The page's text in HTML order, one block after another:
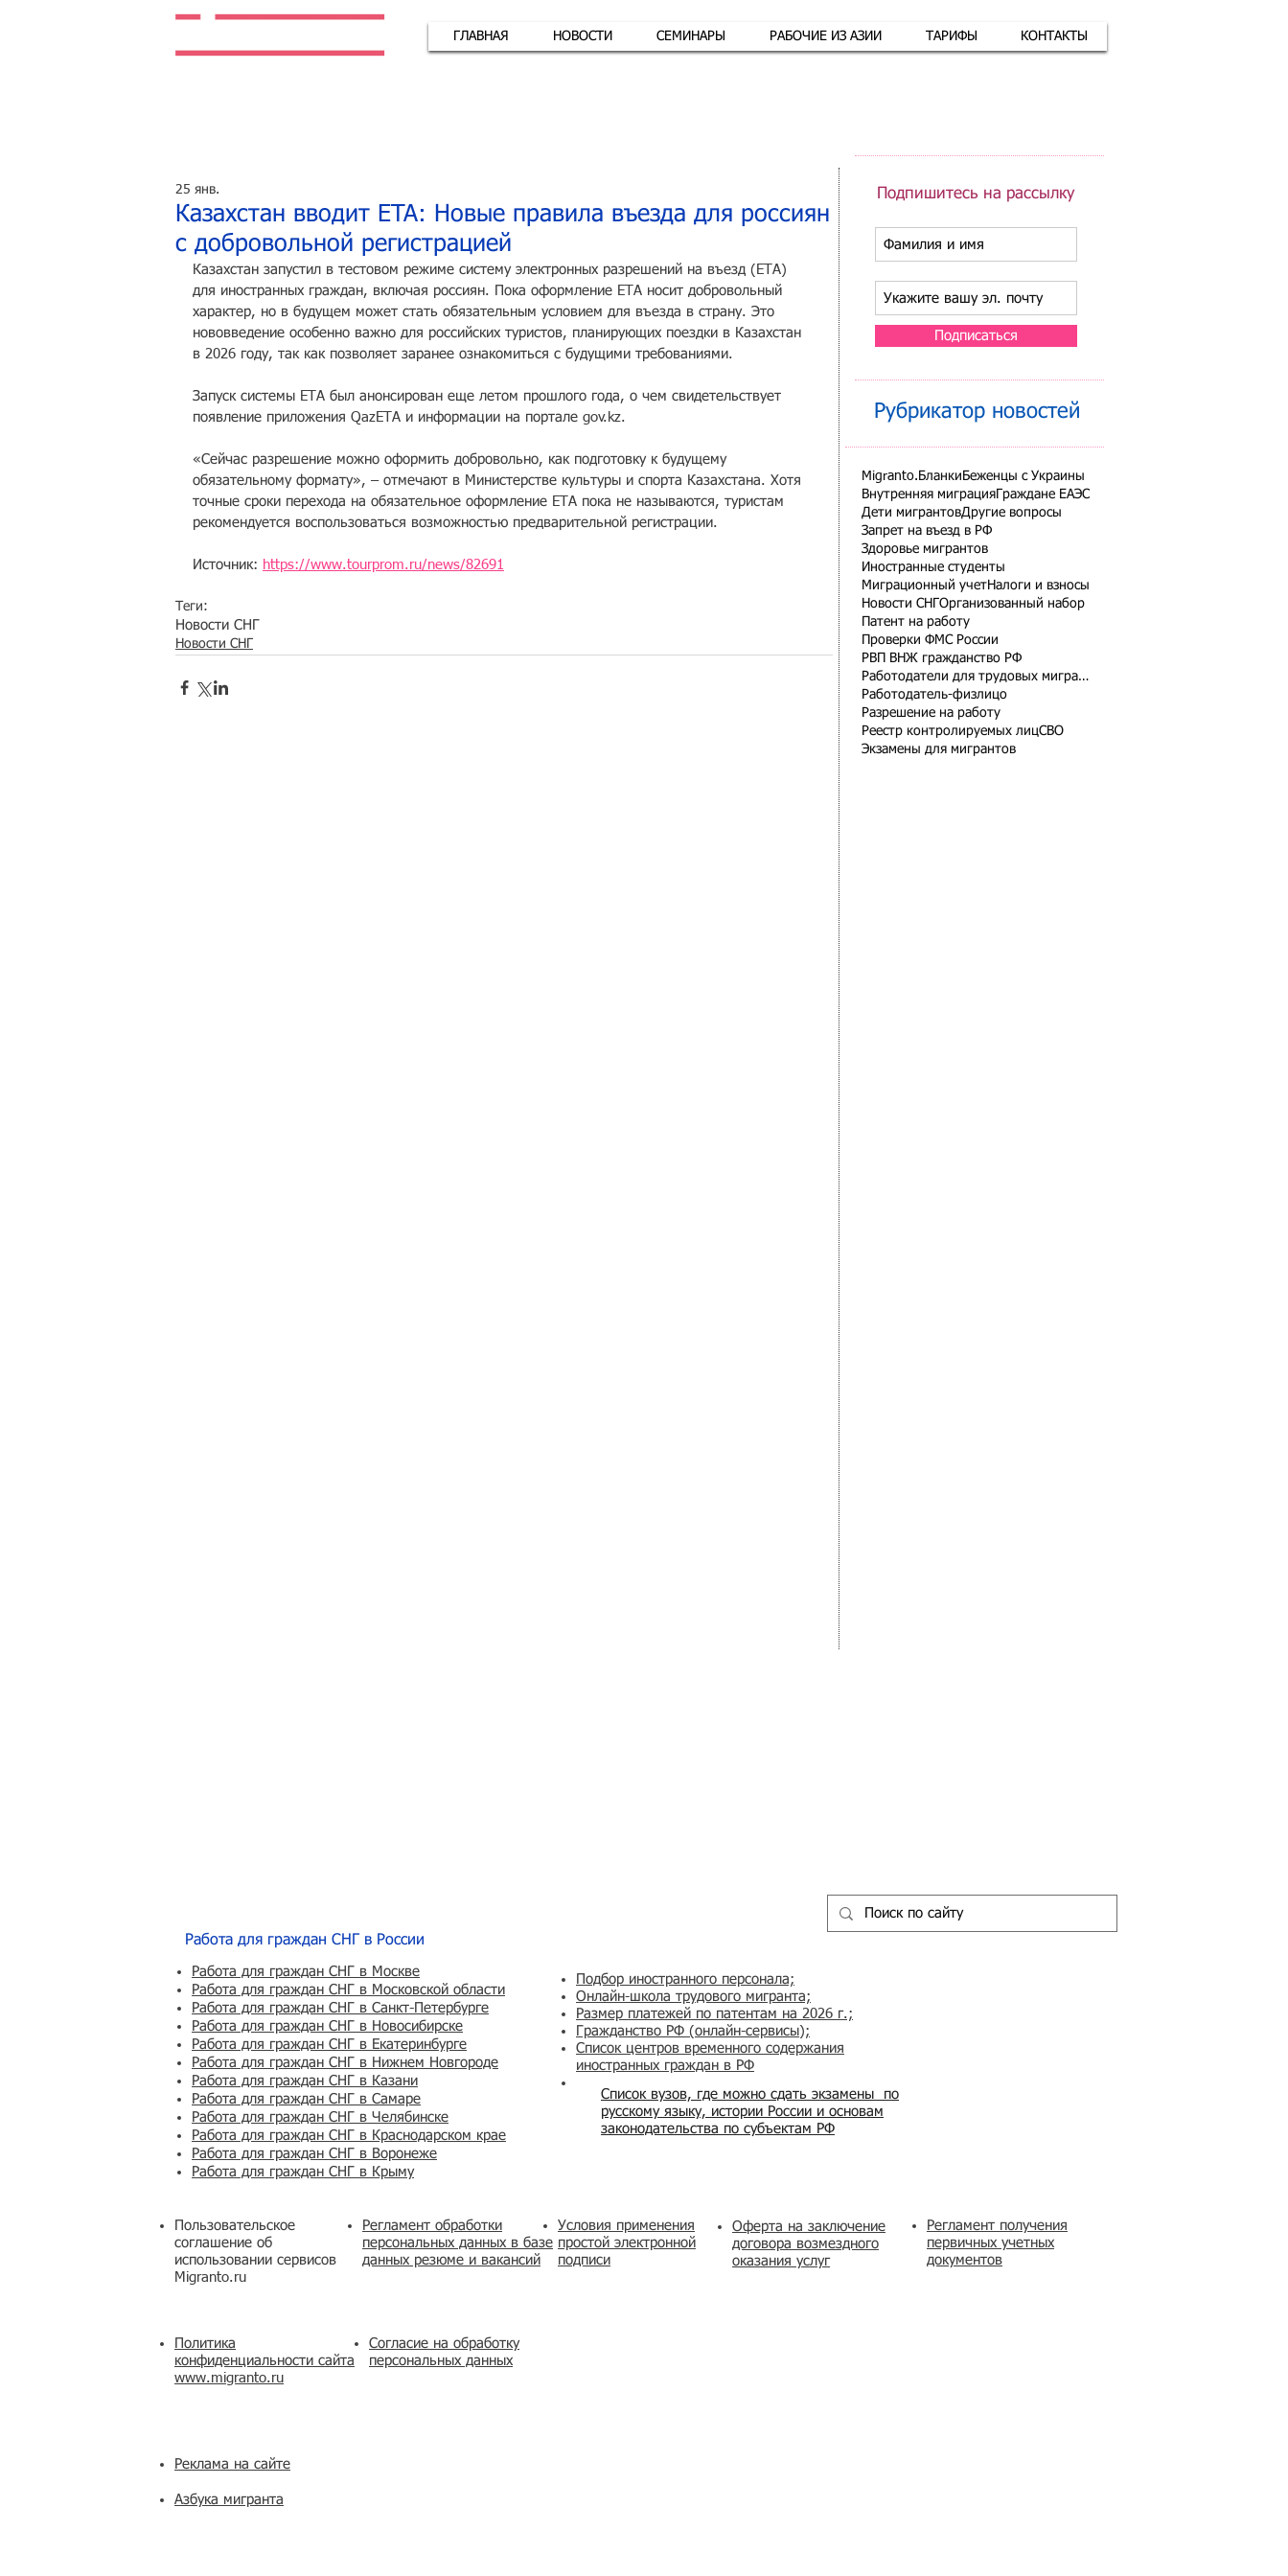
ГЛАВНАЯ НОВОСТИ СЕМИНАРЫ РАБОЧИЕ ИЗ АЗИИ ТАРИФЫ КОНТАКТЫ
Казахстан вводит ETA: Новые правила въезда для россиян
с добровольной регистрацией
25 янв.
Казахстан запустил в тестовом режиме систему электронных разрешений на въезд (ETA)
для иностранных граждан, включая россиян. Пока оформление ETA носит добровольный
характер, но в будущем может стать обязательным условием для въезда в страну. Это
нововведение особенно важно для российских туристов, планирующих поездки в Казахстан
в 2026 году, так как позволяет заранее ознакомиться с будущими требованиями.
Запуск системы ETA был анонсирован еще летом прошлого года, о чем свидетельствует
появление приложения QazETA и информации на портале gov.kz.
«Сейчас разрешение можно оформить добровольно, как подготовку к будущему
обязательному формату», – отмечают в Министерстве культуры и спорта Казахстана. Хотя
точные сроки перехода на обязательное оформление ETA пока не называются, туристам
рекомендуется воспользоваться возможностью предварительной регистрации.
Источник: https://www.tourprom.ru/news/82691
Теги:
Новости СНГ
Новости СНГ
Подпишитесь на рассылку
Подписаться
Рубрикатор новостей
Migranto.Бланки Беженцы с Украины
Внутренняя миграция Граждане ЕАЭС
Дети мигрантовДругие вопросы
Запрет на въезд в РФ
Здоровье мигрантов
Иностранные студенты
Миграционный учетНалоги и взносы
Новости СНГ Организованный набор
Патент на работу
Проверки ФМС России
РВП ВНЖ гражданство РФ
Работодатели для трудовых мигрантов
Работодатель-физлицо
Разрешение на работу
Реестр контролируемых лицСВО
Экзамены для мигрантов
Работа для граждан СНГ в России
Работа для граждан СНГ в Москве
Работа для граждан СНГ в Московской области
Работа для граждан СНГ в Санкт-Петербурге
Работа для граждан СНГ в Новосибирске
Работа для граждан СНГ в Екатеринбурге
Работа для граждан СНГ в Нижнем Новгороде
Работа для граждан СНГ в Казани
Работа для граждан СНГ в Самаре
Работа для граждан СНГ в Челябинске
Работа для граждан СНГ в Краснодарском крае
Работа для граждан СНГ в Воронеже
Работа для граждан СНГ в Крыму
Пользовательское
соглашение об
использовании сервисов
Migranto.ru
Регламент обработки
персональных данных в базе
данных резюме и вакансий
Политика
конфиденциальности сайта
www.migranto.ru
Согласие на обработку
персональных данных
Реклама на сайте
Азбука мигранта
Список вузов, где можно сдать экзамены по
русскому языку, истории России и основам
законодательства по субъектам РФ
Подбор иностранного персонала;
Онлайн-школа трудового мигранта;
Размер платежей по патентам на 2026 г.;
Гражданство РФ (онлайн-сервисы);
Список центров временного содержания
иностранных граждан в РФ
Условия применения
простой электронной
подписи
​Оферта на заключение
договора возмездного
оказания услуг
Регламент получения
первичных учетных
документов